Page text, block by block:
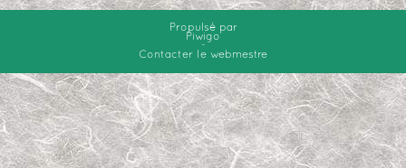
Propulsé par
Piwigo
-
Contacter le webmestre